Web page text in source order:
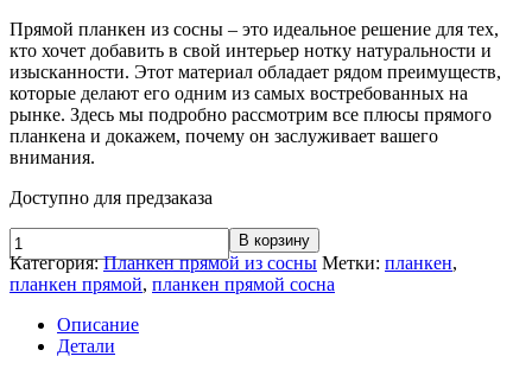
Прямой планкен из сосны – это идеальное решение для тех,
кто хочет добавить в свой интерьер нотку натуральности и
изысканности. Этот материал обладает рядом преимуществ,
которые делают его одним из самых востребованных на
рынке. Здесь мы подробно рассмотрим все плюсы прямого
планкена и докажем, почему он заслуживает вашего
внимания.
Доступно для предзаказа
Количество
товара
Планкен
20*140*6000
сорт
В корзину
Категория:Планкен прямой из сосны Метки: планкен,
планкен прямой, планкен прямой сосна
Описание
Детали